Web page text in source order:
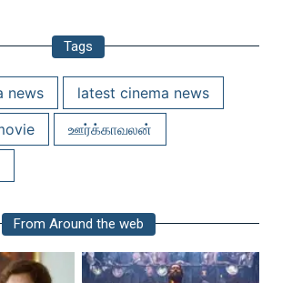
Tags
news
latest cinema news
ஊர்க்காவலன்
From Around the web